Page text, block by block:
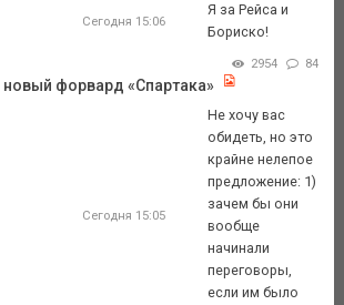
Сегодня 15:06
Я за Рейса и
Бориско!
2954 84
форвард «Спартака»
Сегодня 15:05
Не хочу вас
обидеть, но это
крайне нелепое
предложение: 1)
зачем бы они
вообще
начинали
переговоры,
если им было